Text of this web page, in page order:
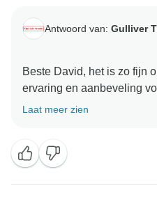
Antwoord van: Gulliver
Beste David, het is zo fijn
ervaring en aanbeveling
Laat meer zien